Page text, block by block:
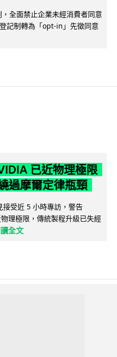
全面禁止企業未經消費者同意
記制轉為「opt-in」先徵同意
已近物理極限
過摩爾定律瓶頸
受近 5 小時專訪，警告
理極限，傳統製程升級已失經
全文